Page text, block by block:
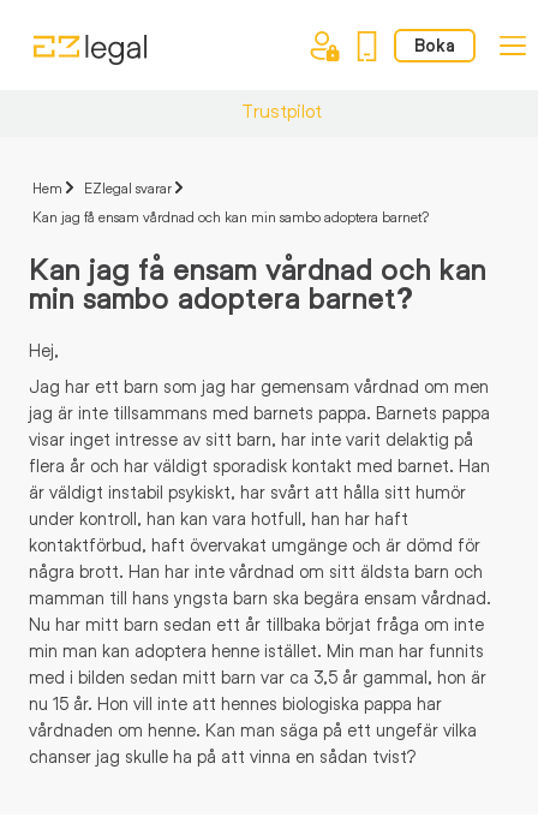
Boka
Trustpilot
Hem
EZlegal svarar
Kan jag få ensam vårdnad och kan min sambo adoptera barnet?
Kan jag få ensam vårdnad och kan
min sambo adoptera barnet?
Hej,
Jag har ett barn som jag har gemensam vårdnad om men
jag är inte tillsammans med barnets pappa. Barnets pappa
visar inget intresse av sitt barn, har inte varit delaktig på
flera år och har väldigt sporadisk kontakt med barnet. Han
är väldigt instabil psykiskt, har svårt att hålla sitt humör
under kontroll, han kan vara hotfull, han har haft
kontaktförbud, haft övervakat umgänge och är dömd för
några brott. Han har inte vårdnad om sitt äldsta barn och
mamman till hans yngsta barn ska begära ensam vårdnad.
Nu har mitt barn sedan ett år tillbaka börjat fråga om inte
min man kan adoptera henne istället. Min man har funnits
med i bilden sedan mitt barn var ca 3,5 år gammal, hon är
nu 15 år. Hon vill inte att hennes biologiska pappa har
vårdnaden om henne. Kan man säga på ett ungefär vilka
chanser jag skulle ha på att vinna en sådan tvist?